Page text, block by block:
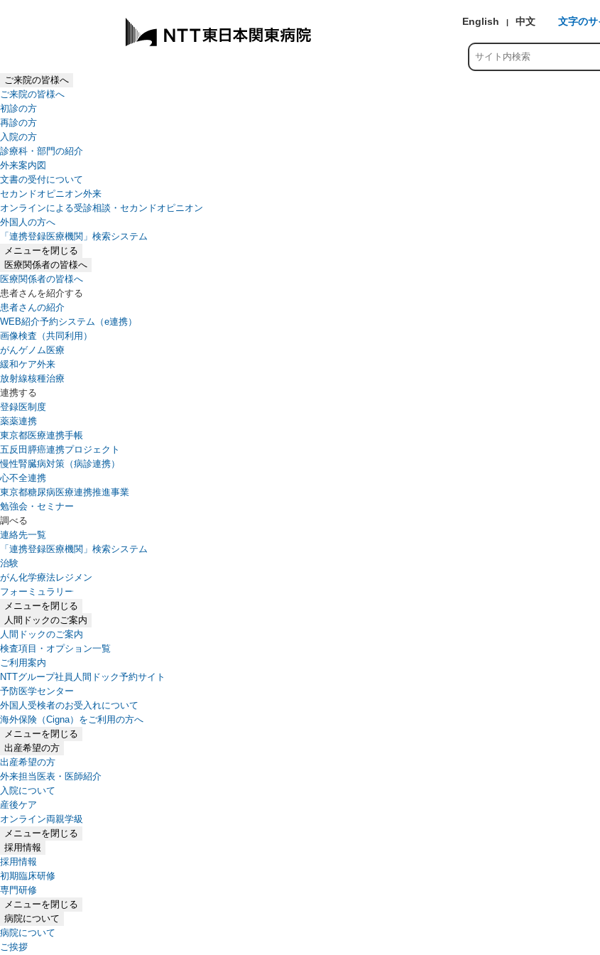
English 中文 文字のサ
ご来院の皆様へ
ご来院の皆様へ
初診の方
再診の方
入院の方
診療科・部門の紹介
外来案内図
文書の受付について
セカンドオピニオン外来
オンラインによる受診相談・セカンドオピニオン
外国人の方へ
「連携登録医療機関」検索システム
（新しいタブで開きます）
メニューを閉じる
医療関係者の皆様へ
医療関係者の皆様へ
患者さんを紹介する
患者さんの紹介
WEB紹介予約システム（e連携）
（新しいタブで開きます）
画像検査（共同利用）
がんゲノム医療
緩和ケア外来
放射線核種治療
連携する
登録医制度
薬薬連携
東京都医療連携手帳
五反田膵癌連携プロジェクト
慢性腎臓病対策（病診連携）
心不全連携
東京都糖尿病医療連携推進事業
勉強会・セミナー
調べる
連絡先一覧
「連携登録医療機関」検索システム
（新しいタブで開きます）
治験
がん化学療法レジメン
フォーミュラリー
（PDFファイル、新しいタブで開きます）
メニューを閉じる
人間ドックのご案内
人間ドックのご案内
検査項目・オプション一覧
ご利用案内
NTTグループ社員人間ドック予約サイト
予防医学センター
外国人受検者のお受入れについて
海外保険（Cigna）をご利用の方へ
メニューを閉じる
出産希望の方
出産希望の方
外来担当医表・医師紹介
入院について
産後ケア
オンライン両親学級
メニューを閉じる
採用情報
採用情報
初期臨床研修
専門研修
メニューを閉じる
病院について
病院について
ご挨拶